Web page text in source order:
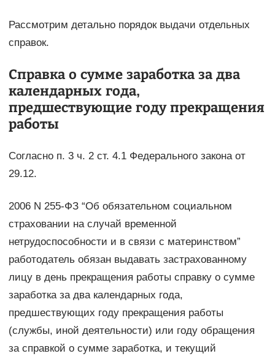
Рассмотрим детально порядок выдачи отдельных
справок.
Справка о сумме заработка за два
календарных года,
предшествующие году прекращения
работы
Согласно п. 3 ч. 2 ст. 4.1 Федерального закона от
29.12.
2006 N 255-ФЗ “Об обязательном социальном
страховании на случай временной
нетрудоспособности и в связи с материнством”
работодатель обязан выдавать застрахованному
лицу в день прекращения работы справку о сумме
заработка за два календарных года,
предшествующих году прекращения работы
(службы, иной деятельности) или году обращения
за справкой о сумме заработка, и текущий